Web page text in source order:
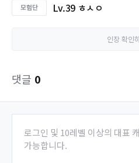
Lv.39 ㅎㅅㅇ
인장 확인
댓글 0
로그인 및 10레벨 이상의 대표
가능합니다.